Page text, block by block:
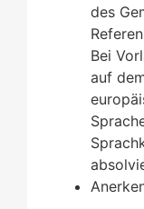
des
Bei
auf